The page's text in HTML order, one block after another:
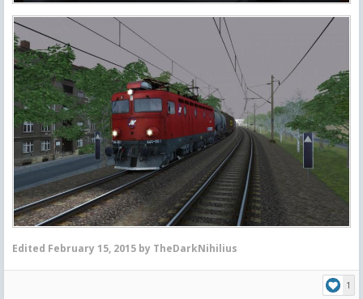
Edited February 15, 2015 by TheDarkNihilius
1